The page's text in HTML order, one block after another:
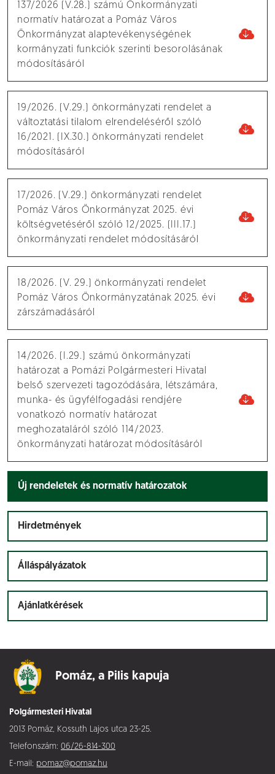
137/2026 (V.28.) számú Önkormányzati
normatív határozat a Pomáz Város
Önkormányzat alaptevékenységének
kormányzati funkciók szerinti besorolásának
módosításáról
19/2026. (V.29.) önkormányzati rendelet a
változtatási tilalom elrendeléséről szóló
16/2021. (IX.30.) önkormányzati rendelet
módosításáról
17/2026. (V.29.) önkormányzati rendelet
Pomáz Város Önkormányzat 2025. évi
költségvetéséről szóló 12/2025. (III.17.)
önkormányzati rendelet módosításáról
18/2026. (V. 29.) önkormányzati rendelet
Pomáz Város Önkormányzatának 2025. évi
zárszámadásáról
14/2026. (I.29.) számú önkormányzati
határozat a Pomázi Polgármesteri Hivatal
belső szervezeti tagozódására, létszámára,
munka- és ügyfélfogadási rendjére
vonatkozó normatív határozat
meghozataláról szóló 114/2023.
önkormányzati határozat módosításáról
Új rendeletek és normatív határozatok
Hirdetmények
Álláspályázatok
Ajánlatkérések
Pomáz, a Pilis kapuja
Polgármesteri Hivatal
2013 Pomáz, Kossuth Lajos utca 23-25.
Telefonszám: 06/26-814-300
E-mail: pomaz@pomaz.hu